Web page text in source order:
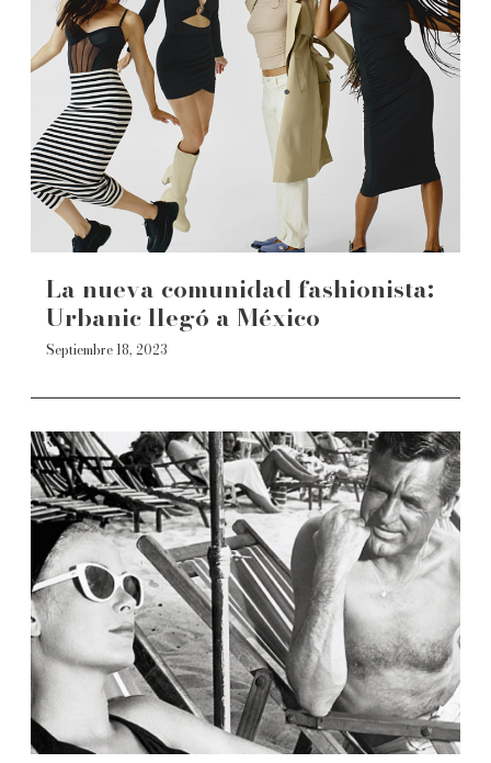
La nueva comunidad fashionista:
Urbanic llegó a México
Septiembre 18, 2023